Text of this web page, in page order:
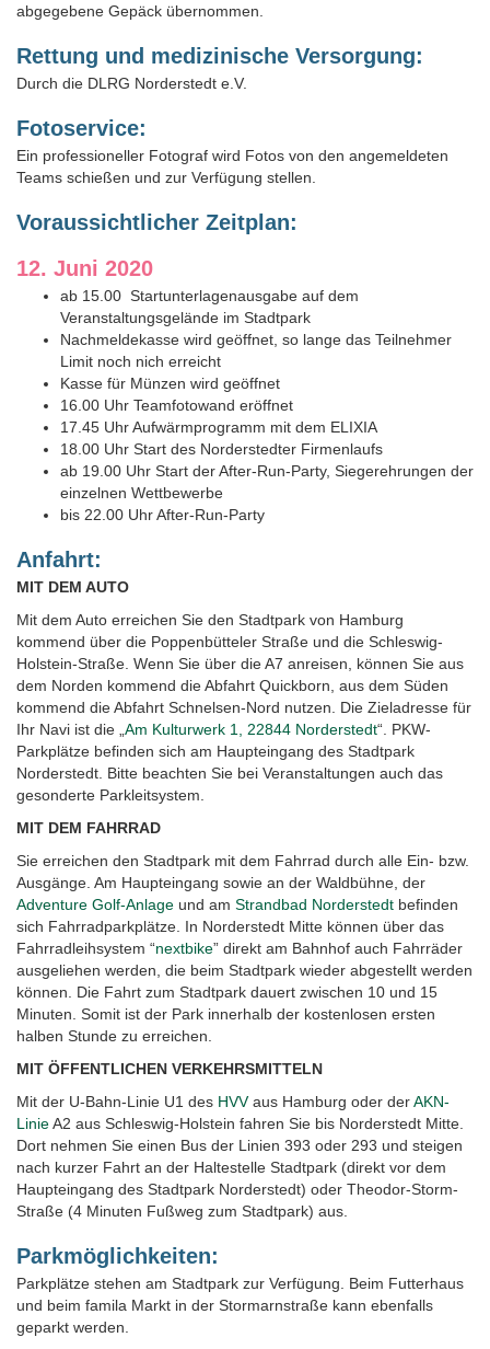
abgegebene Gepäck übernommen.
Rettung und medizinische Versorgung:
Durch die DLRG Norderstedt e.V.
Fotoservice:
Ein professioneller Fotograf wird Fotos von den angemeldeten
Teams schießen und zur Verfügung stellen.
Voraussichtlicher Zeitplan:
12. Juni 2020
ab 15.00 Startunterlagenausgabe auf dem
Veranstaltungsgelände im Stadtpark
Nachmeldekasse wird geöffnet, so lange das Teilnehmer
Limit noch nich erreicht
Kasse für Münzen wird geöffnet
16.00 Uhr Teamfotowand eröffnet
17.45 Uhr Aufwärmprogramm mit dem ELIXIA
18.00 Uhr Start des Norderstedter Firmenlaufs
ab 19.00 Uhr Start der After-Run-Party, Siegerehrungen der
einzelnen Wettbewerbe
bis 22.00 Uhr After-Run-Party
Anfahrt:
MIT DEM AUTO
Mit dem Auto erreichen Sie den Stadtpark von Hamburg
kommend über die Poppenbütteler Straße und die Schleswig-
Holstein-Straße. Wenn Sie über die A7 anreisen, können Sie aus
dem Norden kommend die Abfahrt Quickborn, aus dem Süden
kommend die Abfahrt Schnelsen-Nord nutzen. Die Zieladresse für
Ihr Navi ist die „ Am Kulturwerk 1, 22844 Norderstedt“. PKW-
Parkplätze befinden sich am Haupteingang des Stadtpark
Norderstedt. Bitte beachten Sie bei Veranstaltungen auch das
gesonderte Parkleitsystem.
MIT DEM FAHRRAD
Sie erreichen den Stadtpark mit dem Fahrrad durch alle Ein- bzw.
Ausgänge. Am Haupteingang sowie an der Waldbühne, der
Adventure Golf-Anlage und am Strandbad Norderstedt befinden
sich Fahrradparkplätze. In Norderstedt Mitte können über das
Fahrradleihsystem “nextbike” direkt am Bahnhof auch Fahrräder
ausgeliehen werden, die beim Stadtpark wieder abgestellt werden
können. Die Fahrt zum Stadtpark dauert zwischen 10 und 15
Minuten. Somit ist der Park innerhalb der kostenlosen ersten
halben Stunde zu erreichen.
MIT ÖFFENTLICHEN VERKEHRSMITTELN
Mit der U-Bahn-Linie U1 des HVVaus Hamburg oder derAKN-
LinieA2 aus Schleswig-Holstein fahren Sie bis Norderstedt Mitte.
Dort nehmen Sie einen Bus der Linien 393 oder 293 und steigen
nach kurzer Fahrt an der Haltestelle Stadtpark (direkt vor dem
Haupteingang des Stadtpark Norderstedt) oder Theodor-Storm-
Straße (4 Minuten Fußweg zum Stadtpark) aus.
Parkmöglichkeiten:
Parkplätze stehen am Stadtpark zur Verfügung. Beim Futterhaus
und beim famila Markt in der Stormarnstraße kann ebenfalls
geparkt werden.